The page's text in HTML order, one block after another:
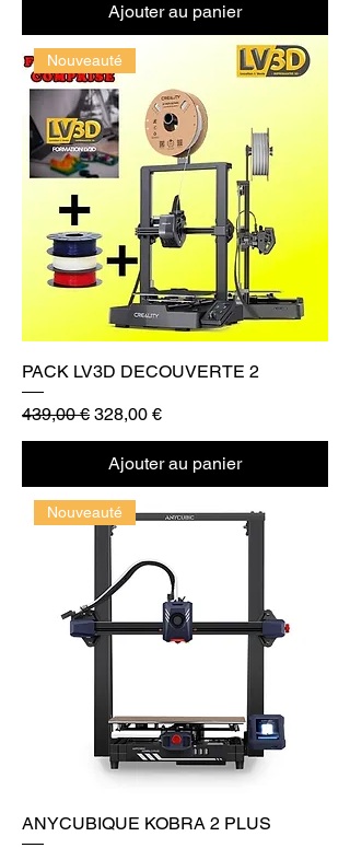
Ajouter au panier
Nouveauté
PACK LV3D DECOUVERTE 2
Prix original
439,00 € Prix promotionnel
328,00 €
Ajouter au panier
Nouveauté
ANYCUBIQUE KOBRA 2 PLUS